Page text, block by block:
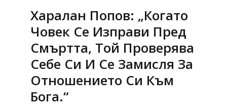
Харалан Попов: „Когато
Човек Се Изправи Пред
Смъртта, Той Проверява
Себе Си И Се Замисля За
Отношението Си Към
Бога.“